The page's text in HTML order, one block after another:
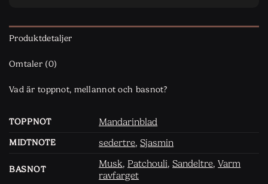
Produktdetaljer
Omtaler (0)
Vad är toppnot, mellannot och basnot?
TOPPNOT Mandarinblad
MIDTNOTE sedertre,Sjasmin
BASNOT
Musk, Patchouli,Sandeltre,Varm
ravfarget